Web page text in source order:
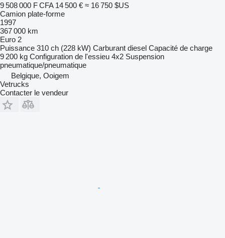
9 508 000 F CFA 14 500 € ≈ 16 750 $US
Camion plate-forme
1997
367 000 km
Euro 2
Puissance 310 ch (228 kW) Carburant diesel Capacité de charge
9 200 kg Configuration de l'essieu 4x2 Suspension
pneumatique/pneumatique
Belgique, Ooigem
Vetrucks
Contacter le vendeur